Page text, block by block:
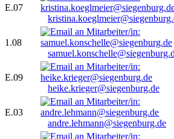
E.07
1.08
E.09
heike.krieger@siegenburg.de
E.03
andre.lehmann@siegenburg.de